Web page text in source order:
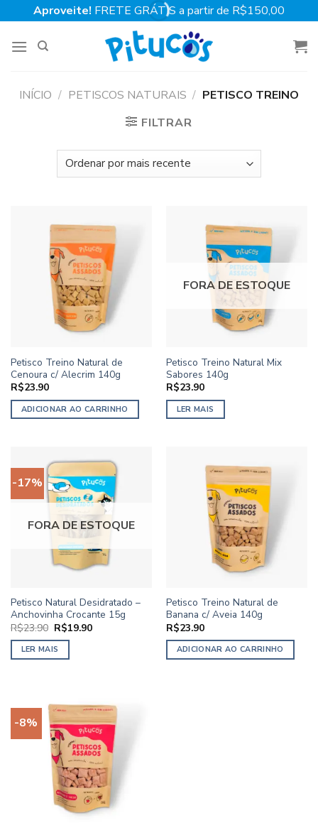
to
content
Aproveite! FRETE GRÁTIS a partir de R$150,00
INÍCIO / PETISCOS NATURAIS / PETISCO TREINO
FILTRAR
Petisco Treino Natural de
Cenoura c/ Alecrim 140g
R$23.90
ADICIONAR AO CARRINHO
FORA DE ESTOQUE
Petisco Treino Natural Mix
Sabores 140g
R$23.90
LER MAIS
-17%
FORA DE ESTOQUE
Petisco Natural Desidratado –
Anchovinha Crocante 15g
R$23.90 O
preço
original
era:
R$23.90.
R$19.90O
LER MAIS
Petisco Treino Natural de
Banana c/ Aveia 140g
R$23.90
ADICIONAR AO CARRINHO
-8%